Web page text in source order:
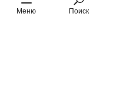
Меню Поиск